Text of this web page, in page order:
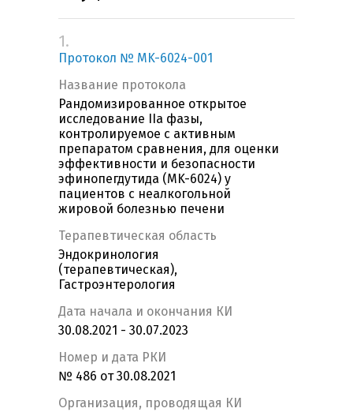
1.
Протокол № MK-6024-001
Название протокола
Рандомизированное открытое
исследование IIa фазы,
контролируемое с активным
препаратом сравнения, для оценки
эффективности и безопасности
эфинопегдутида (MK-6024) у
пациентов с неалкогольной
жировой болезнью печени
Терапевтическая область
Эндокринология
(терапевтическая),
Гастроэнтерология
Дата начала и окончания КИ
30.08.2021 - 30.07.2023
Номер и дата РКИ
№ 486 от 30.08.2021
Организация, проводящая КИ